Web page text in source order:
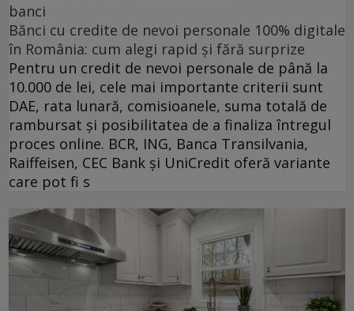
banci
Bănci cu credite de nevoi personale 100% digitale
în România: cum alegi rapid și fără surprize
Pentru un credit de nevoi personale de până la
10.000 de lei, cele mai importante criterii sunt
DAE, rata lunară, comisioanele, suma totală de
rambursat și posibilitatea de a finaliza întregul
proces online. BCR, ING, Banca Transilvania,
Raiffeisen, CEC Bank și UniCredit oferă variante
care pot fi s